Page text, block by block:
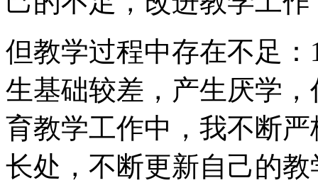
但教学过程中存在不足
生基础较差，产生厌学
育教学工作中，我不断
长处，不断更新自己的